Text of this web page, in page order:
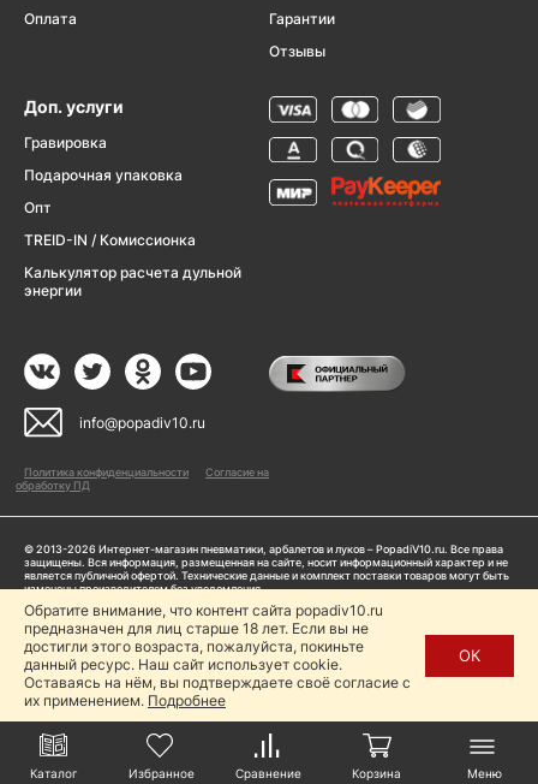
Оплата
Гарантии
Отзывы
Доп. услуги
Гравировка
Подарочная упаковка
Опт
TREID-IN / Комиссионка
Калькулятор расчета дульной
энергии
info@popadiv10.ru
Политика конфиденциальности
Согласие на
обработку ПД
© 2013-2026 Интернет-магазин пневматики, арбалетов и луков – PopadiV10.ru. Все права
защищены. Вся информация, размещенная на сайте, носит информационный характер и не
является публичной офертой. Технические данные и комплект поставки товаров могут быть
изменены производителем без уведомления
Пользуясь сайтом Popadiv10.ru, пользователь автоматически соглашается с условиями,
прописанными в
Политике конфиденциальности
Копирование любой информации (тексты, фото, видео и др.) с сайта Popadiv10 запрещено,
за исключением наличия письменного согласия администрации сайта Popadiv10.
Каталог Избранное Сравнение Корзина Меню
Обратите внимание, что контент сайта popadiv10.ru
предназначен для лиц старше 18 лет. Если вы не
достигли этого возраста, пожалуйста, покиньте
данный ресурс. Наш сайт использует cookie.
Оставаясь на нём, вы подтверждаете своё согласие с
их применением. Подробнее
ОК